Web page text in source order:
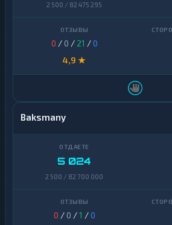
2 500 / 82 475 295
0 / 0 / 21 /0
4,9 ★
Baksmany
5 024
2 500 / 82 700 000
0 / 0 /1 /0